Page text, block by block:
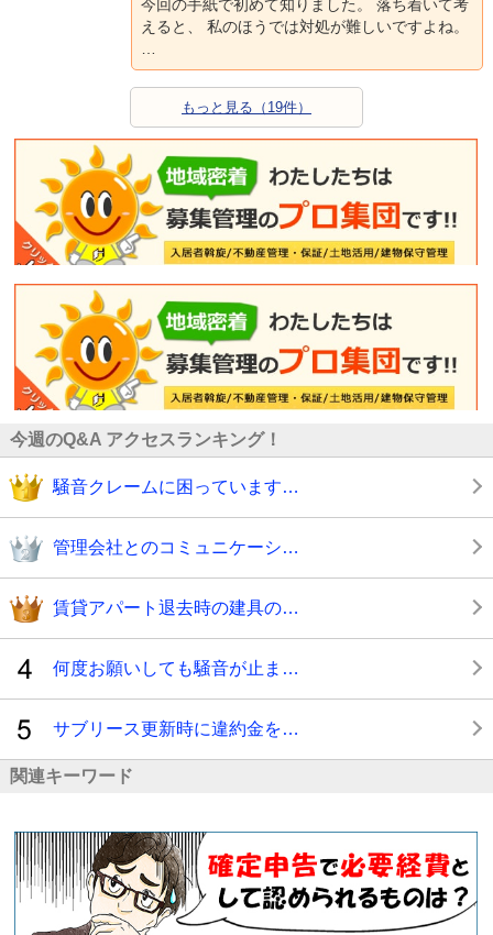
今回の手紙で初めて知りました。 落ち着いて考
えると、 私のほうでは対処が難しいですよね。
…
もっと見る（19件）
今週のQ&A アクセスランキング！
騒音クレームに困っています…
管理会社とのコミュニケーシ…
賃貸アパート退去時の建具の…
何度お願いしても騒音が止ま…
サブリース更新時に違約金を…
関連キーワード